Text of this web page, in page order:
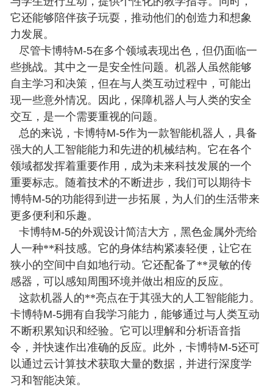
它还能够陪伴孩子玩耍，推动他们的创造力和想象
力发展。
尽管卡博特M-5在多个领域表现出色，但仍面临一
些挑战。其中之一是安全性问题。机器人虽然能够
自主学习和决策，但在与人类互动过程中，可能出
现一些意外情况。因此，保障机器人与人类的安全
交互，是一个需要重视的问题。
总的来说，卡博特M-5作为一款智能机器人，具备
强大的人工智能能力和先进的机械结构。它在各个
领域都发挥着重要作用，成为未来科技发展的一个
重要标志。随着技术的不断进步，我们可以期待卡
博特M-5的功能得到进一步拓展，为人们的生活带来
更多便利和乐趣。
卡博特M-5的外观设计简洁大方，黑色金属外壳给
人一种**科技感。它的身体结构紧凑轻便，让它在
狭小的空间中自如地行动。它还配备了**灵敏的传
感器，可以感知周围环境并做出相应的反应。
这款机器人的**亮点在于其强大的人工智能能力。
卡博特M-5拥有自我学习能力，能够通过与人类互动
不断积累知识和经验。它可以理解和分析语音指
令，并快速作出准确的反应。此外，卡博特M-5还可
以通过云计算技术获取大量的数据，并进行深度学
习和智能决策。